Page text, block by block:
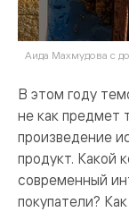
Аида Махмудова с
В этом году
не как предмет
произведение
продукт. Какой
современный
покупатели?